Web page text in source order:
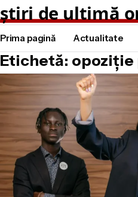
Prima pagină Actualitate
Etichetă: